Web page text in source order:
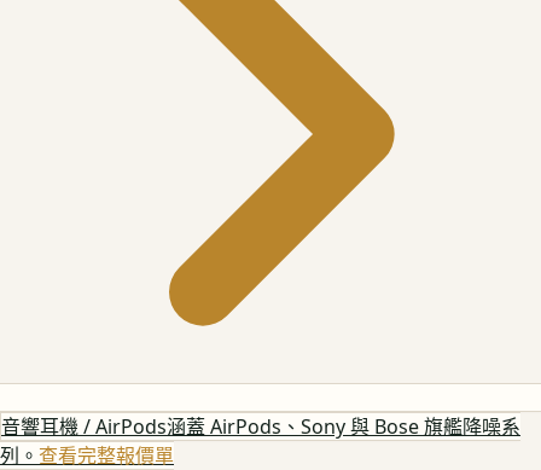
音響耳機 / AirPods涵蓋 AirPods、Sony 與 Bose 旗艦降噪系
列。 查看完整報價單